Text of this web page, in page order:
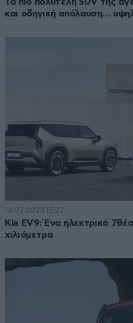
και οδηγική απόλαυση…
14·07·2023 15:27
Kia EV9: Ένα ηλεκτρικό
χιλιόμετρα